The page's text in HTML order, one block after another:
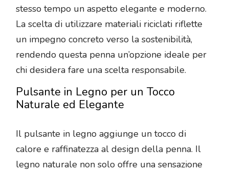
stesso tempo un aspetto elegante e moderno.
La scelta di utilizzare materiali riciclati riflette
un impegno concreto verso la sostenibilità,
rendendo questa penna un’opzione ideale per
chi desidera fare una scelta responsabile.
Pulsante in Legno per un Tocco
Naturale ed Elegante
Il pulsante in legno aggiunge un tocco di
calore e raffinatezza al design della penna. Il
legno naturale non solo offre una sensazione